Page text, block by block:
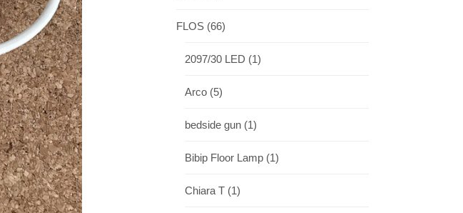
FLOS (66)
2097/30 LED (1)
Arco (5)
bedside gun (1)
Bibip Floor Lamp (1)
Chiara T (1)